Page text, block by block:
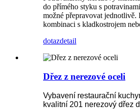
do přímého styku s
možné přepravovat jednotlivě.
kombinaci s kladkostrojem
dotazdetail
Dřez z nerezové oceli
Vybavení restaurační
kvalitní 201 nerezový dřez